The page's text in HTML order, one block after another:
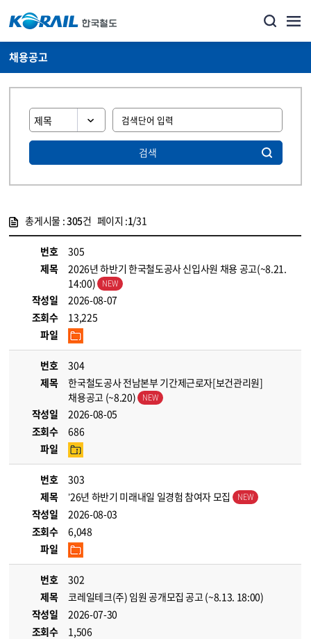
채용공고
검색
총게시물 :305건 페이지 :1/31
번호
305
제목
2026년 하반기 한국철도공사 신입사원 채용 공고(~8.21.
14:00)
작성일
2026-08-07
조회수
13,225
파일
번호
304
제목
한국철도공사 전남본부 기간제근로자[보건관리원]
채용공고 (~8.20)
작성일
2026-08-05
조회수
686
파일
번호
303
제목
’26년 하반기 미래내일 일경험 참여자 모집
작성일
2026-08-03
조회수
6,048
파일
번호
302
제목
코레일테크(주) 임원 공개모집 공고 (~8.13. 18:00)
작성일
2026-07-30
조회수
1,506